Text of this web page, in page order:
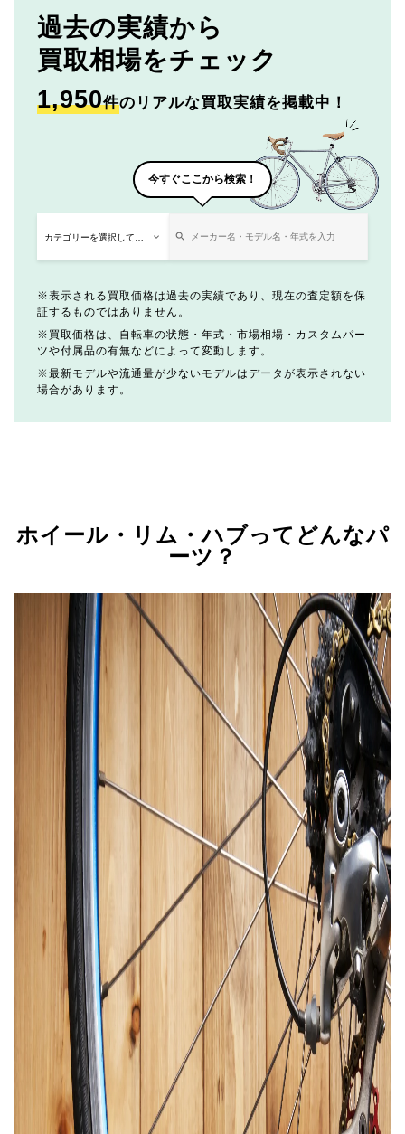
過去の実績から
買取相場をチェック
1,950件のリアルな買取実績を掲載中！
今すぐここから検索！
表示される買取価格は過去の実績であり、現在の査定額を保
証するものではありません。
買取価格は、自転車の状態・年式・市場相場・カスタムパー
ツや付属品の有無などによって変動します。
最新モデルや流通量が少ないモデルはデータが表示されない
場合があります。
ホイール・リム・ハブってどんなパ
ーツ？